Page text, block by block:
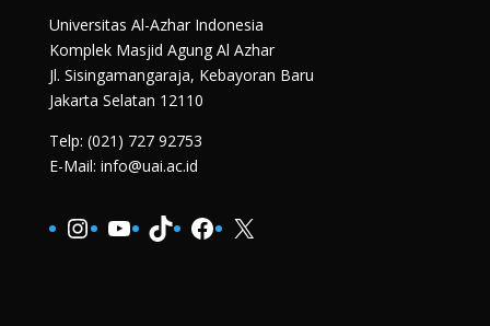
Universitas Al-Azhar Indonesia
Komplek Masjid Agung Al Azhar
Jl. Sisingamangaraja, Kebayoran Baru
Jakarta Selatan 12110
Telp: (021) 727 92753
E-Mail: info@uai.ac.id
Instagram
YouTube
TikTokFacebook
X